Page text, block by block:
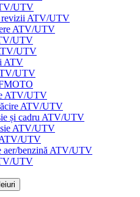
UTV
revizii ATV/UTV
ATV/UTV
UTV
UTV
ATV
UTV
ATV/UTV
ATV/UTV
și cadru ATV/UTV
ATV/UTV
UTV
aer/benzină ATV/UTV
UTV